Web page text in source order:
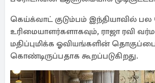
கெய்க்வாட் குடும்பம் இந்தியாவில்
உரிமையாளர்களாகவும், ராஜா ரவி
மதிப்புமிக்க ஓவியங்களின்
கொண்டிருப்பதாக கூறப்படுகிறது.